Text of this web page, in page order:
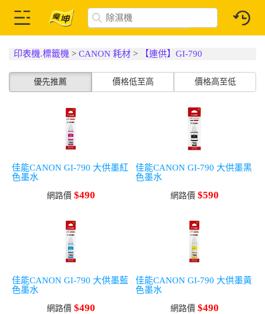
印表機.標籤機 >CANON 耗材 > 【連供】GI-790
優先推薦 價格低至高 價格高至低
佳能CANON GI-790 大供墨紅
色墨水
網路價 $490
佳能CANON GI-790 大供墨黑
色墨水
網路價 $590
佳能CANON GI-790 大供墨藍
色墨水
網路價 $490
佳能CANON GI-790 大供墨黃
色墨水
網路價 $490